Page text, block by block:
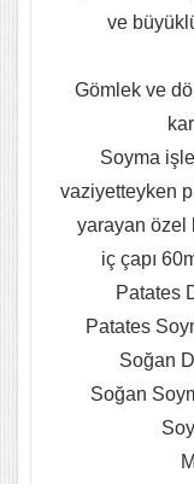
ve
Gömlek ve
Soyma
vaziyetteyken
yarayan özel
iç çapı
Patates
Patates
Soğan
Soğan